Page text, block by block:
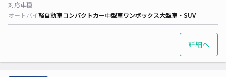
対応車種
オートバイ軽自動車コンパクトカー中型車ワンボックス大型車・SUV
詳細へ